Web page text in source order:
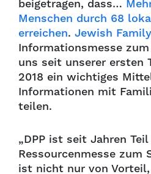
beigetragen, dass…
Menschen durch 68
erreichen. Jewish
Informationsmesse
uns seit unserer ersten
2018 ein wichtiges
Informationen mit
teilen.
„DPP ist seit Jahren
Ressourcenmesse zum
ist nicht nur von